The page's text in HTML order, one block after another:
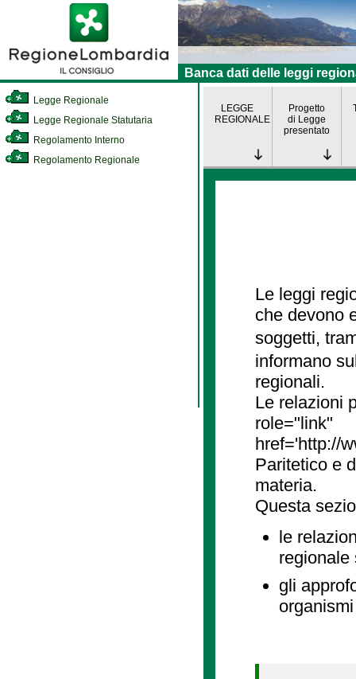
Banca dati delle leggi
Legge Regionale
Legge Regionale Statutaria
Regolamento Interno
Regolamento Regionale
LEGGE
REGIONALE
Progetto
di Legge
presentato
Le leggi
che devono
soggetti,
informano
regionali.
Le relazioni
role="link"
href='http://
Paritetico e
materia.
Questa
le
regionale
gli